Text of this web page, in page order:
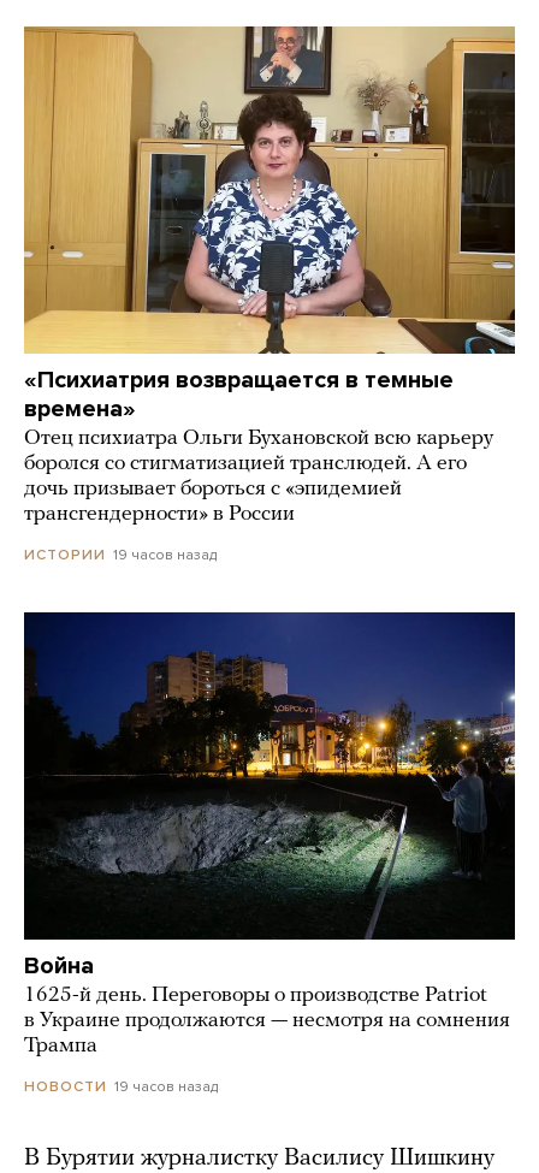
«Психиатрия возвращается в темные
времена»
Отец психиатра Ольги Бухановской всю карьеру
боролся со стигматизацией транслюдей. А его
дочь призывает бороться с «эпидемией
трансгендерности» в России
ИСТОРИИ 19 часов назад
Война
1625-й день. Переговоры о производстве Patriot
в Украине продолжаются — несмотря на сомнения
Трампа
НОВОСТИ 19 часов назад
В Бурятии журналистку Василису Шишкину